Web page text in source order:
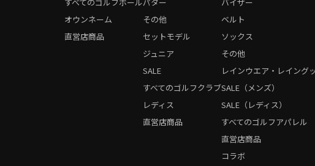
オウンネーム
直営店商品
レディス
直営店商品
その他
セットモデル
ジュニア
SALE
すべてのゴルフクラブ
直営店商品
コラボ
ベルト
ソックス
その他
レインウエア・レイング
SALE（メンズ）
SALE（レディス）
すべてのゴルフアパレル